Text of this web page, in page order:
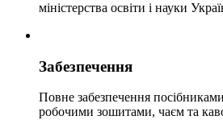
міністерства освіти і науки
Забезпечення
Повне забезпечення
робочими зошитами, чаєм та